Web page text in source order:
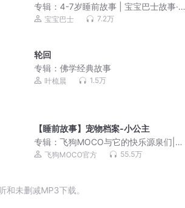
专辑：4-7岁睡前故事 | 宝宝巴士故事·哄
睡童话大全
宝宝巴士 7.2万
轮回
专辑：佛学经典故事
叶梳晨 1.5万
【睡前故事】宠物档案-小公主
专辑：飞狗MOCO与它的快乐源泉们|趣
味爆笑生活记
飞狗MOCO官方 55.5万
未删减MP3下载。